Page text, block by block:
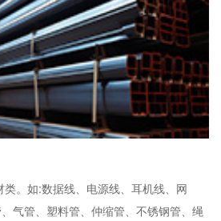
。如:数据线、电源线、耳机线、网
气管、塑料管、仲缩管、不锈钢管、绳